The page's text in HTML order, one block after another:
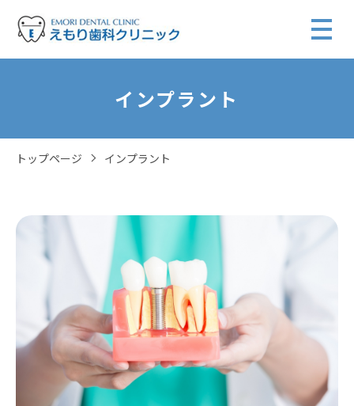
インプラント
トップページ インプラント